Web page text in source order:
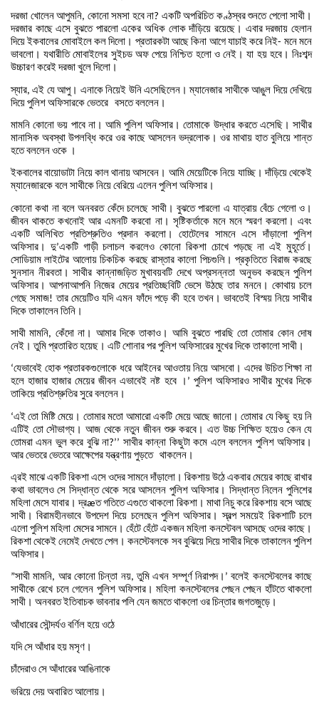
দরজা খোলেন আপুমনি, কোনো সমসা হবে না? একটি অপরিচিত কণ্ঠস্বর শুনতে পেলো সাথী।
দরজার কাছে এসে বুঝতে পারলো একের অধিক লোক দাঁড়িয়ে রয়েছে। এবার দরজায় হেলান
দিয়ে ইকবালের মোবাইলে কল দিলো। প্রতারকটা আছে কিনা আগে যাচাই করে নিই- মনে মনে
ভাবলো। যথারীতি মোবাইলের সুইচড অফ পেয়ে নিশ্চিত হলো ও নেই। যা হয় হবে। নিঃশব্দ
উচ্চারণকরেইদরজাখুলেদিলো।
স্যার,এই যে আপু। এনাকে নিয়েই উনি এসেছিলেন। ম্যানেজার সাথীকে আঙুল দিয়ে দেখিয়ে
দিয়েপুলিশঅফিসারকেভেতরে বসতেবললেন।
মামনি কোনো ভয় পাবে না। আমি পুলিশ অফিসার। তোমাকে উদ্ধার করতে এসেছি। সাথীর
মানাসিক অবস্থা উপলব্ধি করে ওর কাছে আসলেন ভদ্রলোক। ওর মাথায় হাত বুলিয়ে শান্ত
হতেবললেনওকে ।
ইকবালের বায়োডাটা নিয়ে কাল থানায় আসবেন। আমি মেয়েটিকে নিয়ে যাচ্ছি। দাঁড়িয়ে থেকেই
ম্যানেজারকেবলেসাথীকেনিয়েবেরিয়েএলেনপুলিশঅফিসার।
কোনো কথা না বলে অনবরত কেঁদে চলেছে সাথী। বুঝতে পারলো এ যাত্রায় বেঁচে গেলো ও।
জীবন থাকতে কখনোই আর এমনটি করবো না। সৃষ্টিকর্তাকে মনে মনে স্মরণ করলো। এবং
একটি অলিখিত প্রতিশ্রুতিও প্রদান করলো। হোটেলের সামনে এসে দাঁড়ালো পুলিশ
অফিসার।
দু’একটি গাড়ী চলাচল করলেও কোনো রিকশা চোখে পড়ছে না এই মুহূর্তে।
সোডিয়াম লাইটের আলোয় চিকচিক করছে রাস্তার কালো পিচগুলি। প্রকৃতিতে বিরাজ করছে
সুনসান নীরবতা। সাথীর কান্নাজড়িত মুখাবয়বটি দেখে অপ্রসন্নতা অনুভব করছেন পুলিশ
অফিসার। আপনাআপনি নিজের মেয়ের প্রতিচ্ছবিটি ভেসে উঠছে তার মননে। কোথায় চলে
গেছে সমাজ!তার মেয়েটিও যদি এমন ফাঁদে পড়ে কী হবে তখন। ভাবতেই বিস্ময় নিয়ে সাথীর
দিকেতাকালেনতিনি।
সাথী মামনি, কেঁদো না। আমার দিকে তাকাও। আমি বুঝতে পারছি তো তোমার কোন দোষ
নেই। তুমিপ্রতারিতহয়েছ। এটিশোনারপরপুলিশঅফিসারেরমুখেরদিকেতাকালোসাথী।
‘যেভাবেই হোক প্রতারকগুলোকে ধরে আইনের আওতায় নিয়ে আসবো। এদের উচিত শিক্ষা না
হলে হাজার হাজার মেয়ের জীবন এভাবেই নষ্ট হবে । ’ পুলিশ অফিসারও সাথীর মুখের দিকে
তাকিয়েপ্রতিশ্রুতিরসুরেবললেন।
‘এই তো মিষ্টি মেয়ে। তোমার মতো আমারো একটি মেয়ে আছে জানো। তোমার যে কিছু হয় নি
এটিই তো সৌভাগ্য। আজ থেকে নতুন জীবন শুরু করবে। এত উচ্চ শিক্ষিত হয়েও কেন যে
তোমরা এমন ভুল করে বুঝি না?’’ সাথীর কান্না কিছুটা কমে এলে বললেন পুলিশ অফিসার।
আরভেতরেভেতরেআক্ষেপেরযন্ত্রণায়পুড়তে থাকলেন।
এ্রইমাঝেএকটিরিকশাএসেওদেরসামনেদাঁড়ালো। রিকশায়উঠেএকবারমেয়েরকাছেরাখার
কথা ভাবলেও সে সিদ্ধান্ত থেকে সরে আসলেন পুলিশ অফিসার। সিদ্ধান্ত নিলেন পুলিশের
মহিলামেসেযাবার। দ্রæতগতিতেএগুতেথাকলো রিকশা। মাথা নিচু করে রিকশায়বসেআছে
সাথী। বিরামহীনভাবে উপদেশ দিয়ে চলেছেন পুলিশ অফিসার। স্বল্প সময়েই রিকশাটি চলে
এলোপুলিশ মহিলা মেসের সামনে। হেঁটেহেঁটে একজন মহিলা কনস্টেবল আসছে ওদেরকাছে।
রিকশাথেকেইনেমেই দেখতেপেল। কনস্টেবলকে সব বুঝিয়ে দিয়ে সাথীরদিকেতাকালেনপুলিশ
অফিসার।
”সাথী মামনি, আর কোনো চিন্তা নয়,তুমি এখন সম্পূর্ণ নিরাপদ। ’বলেই কনস্টেবলের কাছে
সাথীকে রেখে চলে গেলেন পুলিশ অফিসার। মহিলা কনস্টেবলের পেছন পেছন হাঁটতে থাকলো
সাথী। অনবরতইতিবাচকভাবনারপলিযেনজমতেথাকলোওরচিন্তারজগতজুড়ে।
আঁধারেরসৌন্দর্যওবর্ণিলহয়েওঠে
যদিসেআঁধারহয়মসৃণ।
চাঁদেরাওসেআঁধারেরআঙিনাকে
ভরিয়েদেয়অবারিতআলোয়।